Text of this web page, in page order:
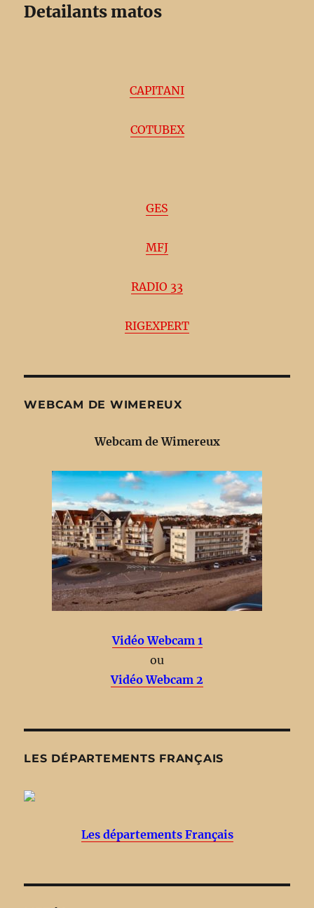
Detailants matos
CAPITANI
COTUBEX
GES
MFJ
RADIO 33
RIGEXPERT
WEBCAM DE WIMEREUX
Webcam de Wimereux
Vidéo Webcam 1
ou
Vidéo Webcam 2
LES DÉPARTEMENTS FRANÇAIS
Les départements Français